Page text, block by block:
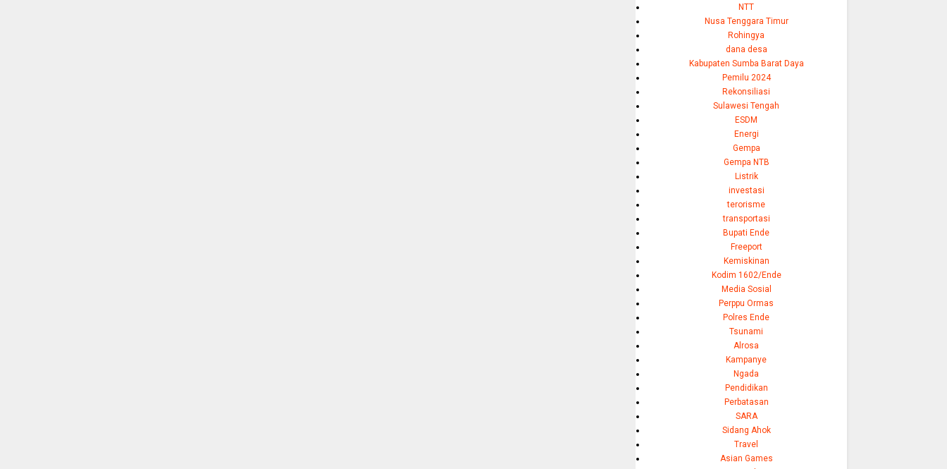
NTT
Nusa Tenggara Timur
Rohingya
dana desa
Kabupaten Sumba Barat Daya
Pemilu 2024
Rekonsiliasi
Sulawesi Tengah
ESDM
Energi
Gempa
Gempa NTB
Listrik
investasi
terorisme
transportasi
Bupati Ende
Freeport
Kemiskinan
Kodim 1602/Ende
Media Sosial
Perppu Ormas
Polres Ende
Tsunami
Alrosa
Kampanye
Ngada
Pendidikan
Perbatasan
SARA
Sidang Ahok
Travel
Asian Games